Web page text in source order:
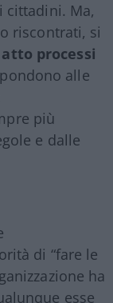
cittadini. Ma,
riscontrati, si
processi
alle
più
e dalle
di “fare le
ha
esse